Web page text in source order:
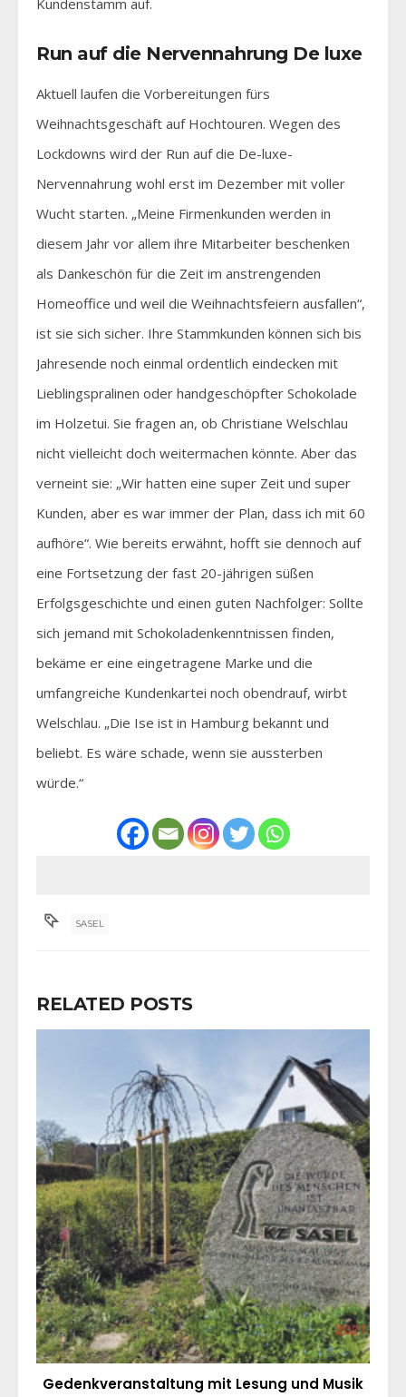
Run auf die Nervennahrung De luxe
Aktuell laufen die Vorbereitungen fürs
Weihnachtsgeschäft auf Hochtouren. Wegen des
Lockdowns wird der Run auf die De-luxe-
Nervennahrung wohl erst im Dezember mit voller
Wucht starten. „Meine Firmenkunden werden in
diesem Jahr vor allem ihre Mitarbeiter beschenken
als Dankeschön für die Zeit im anstrengenden
Homeoffice und weil die Weihnachtsfeiern ausfallen“,
ist sie sich sicher. Ihre Stammkunden können sich bis
Jahresende noch einmal ordentlich eindecken mit
Lieblingspralinen oder handgeschöpfter Schokolade
im Holzetui. Sie fragen an, ob Christiane Welschlau
nicht vielleicht doch weitermachen könnte. Aber das
verneint sie: „Wir hatten eine super Zeit und super
Kunden, aber es war immer der Plan, dass ich mit 60
aufhöre“. Wie bereits erwähnt, hofft sie dennoch auf
eine Fortsetzung der fast 20-jährigen süßen
Erfolgsgeschichte und einen guten Nachfolger: Sollte
sich jemand mit Schokoladenkenntnissen finden,
bekäme er eine eingetragene Marke und die
umfangreiche Kundenkartei noch obendrauf, wirbt
Welschlau. „Die Ise ist in Hamburg bekannt und
beliebt. Es wäre schade, wenn sie aussterben
würde.“
SASEL
RELATED POSTS
Gedenkveranstaltung mit Lesung und Musik